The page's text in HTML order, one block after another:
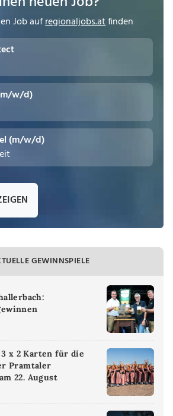
Job aufregionaljobs.atfinden
w/d)
(m/w/d)
GEWINNSPIELE
3 x 2 Karten für die
Pramtaler
22. August